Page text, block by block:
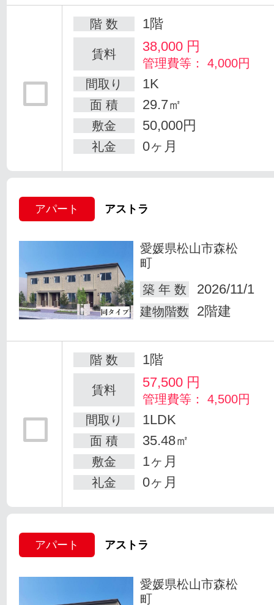
階 数 1階
賃料 38,000 円
管理費等： 4,000円
間取り
1K
面 積 29.7㎡
敷金 50,000円
礼金 0ヶ月
アパート アストラ
愛媛県松山市森松
町
築 年 数
2026/11/1
建物階数 2階建
階 数 1階
賃料 57,500 円
管理費等： 4,500円
間取り
1LDK
面 積 35.48㎡
敷金 1ヶ月
礼金 0ヶ月
アパート アストラ
愛媛県松山市森松
町